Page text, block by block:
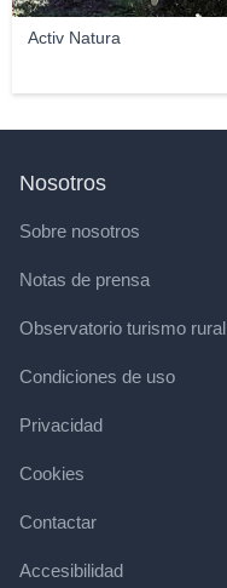
Activ Natura
Nosotros
Sobre nosotros
Notas de prensa
Observatorio turismo rural
Condiciones de uso
Privacidad
Cookies
Contactar
Accesibilidad